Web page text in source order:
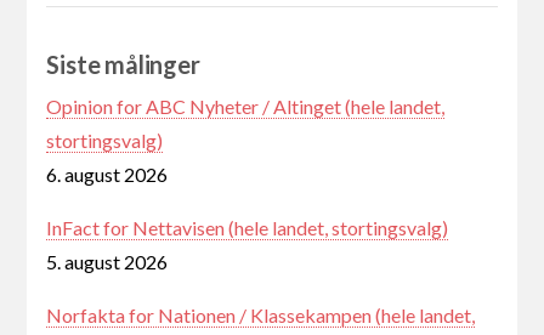
Siste målinger
Opinion for ABC Nyheter / Altinget (hele landet,
stortingsvalg)
6. august 2026
InFact for Nettavisen (hele landet, stortingsvalg)
5. august 2026
Norfakta for Nationen / Klassekampen (hele landet,